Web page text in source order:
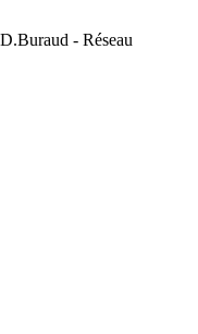
- Réseau